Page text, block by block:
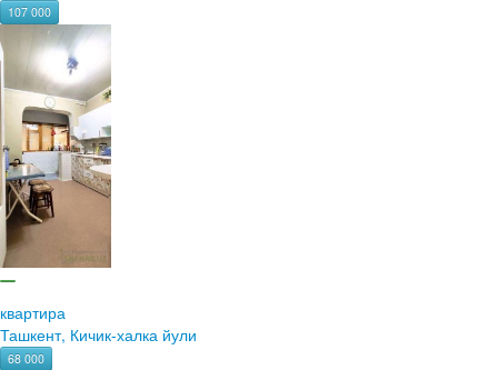
107 000
квартира
Ташкент, Кичик-халка йули
68 000